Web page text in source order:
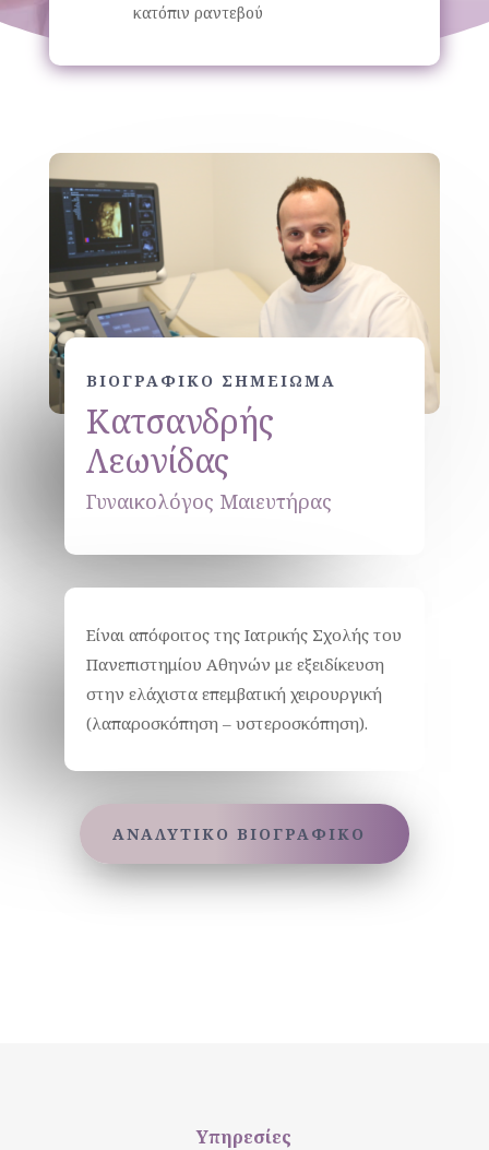
κατόπιν ραντεβού
ΒΙΟΓΡΑΦΙΚΟ ΣΗΜΕΙΩΜΑ
Κατσανδρής
Λεωνίδας
Γυναικολόγος Μαιευτήρας
Είναι απόφοιτος της Ιατρικής Σχολής του
Πανεπιστημίου Αθηνών με εξειδίκευση
στην ελάχιστα επεμβατική χειρουργική
(λαπαροσκόπηση – υστεροσκόπηση).
ΑΝΑΛΥΤΙΚΟ ΒΙΟΓΡΑΦΙΚΟ
Υπηρεσίες